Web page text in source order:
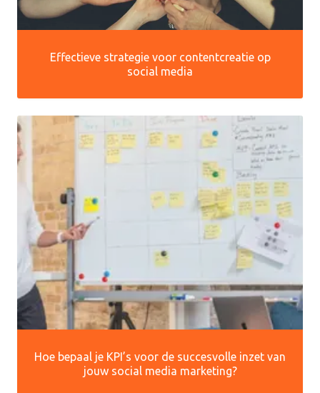
Effectieve strategie voor contentcreatie op
social media
Hoe bepaal je KPI’s voor de succesvolle inzet van
jouw social media marketing?